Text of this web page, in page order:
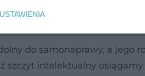
go skłaniać do
lat.
do samonaprawy, a jego
szczyt intelektualny
USTAWIENIA